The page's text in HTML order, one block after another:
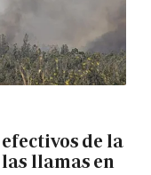
de la
llamas en